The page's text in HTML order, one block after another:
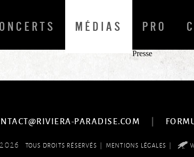
MÉDIAS PRO
Presse
PARADISE.COM |
TOUS DROITS RÉSERVÉS | MENTIONS LÉGALES |